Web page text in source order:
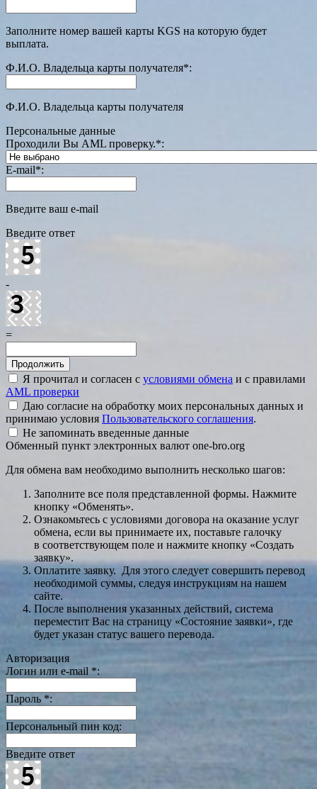
Заполните номер вашей карты KGS на которую будет
выплата.
Ф.И.О. Владельца карты получателя*:
Ф.И.О. Владельца карты получателя
Персональные данные
Проходили Вы AML проверку.*:
E-mail*:
Введите ваш e-mail
Введите ответ
-
=
Я прочитал и согласен с условиями обмена и с правилами
AML проверки
Даю согласие на обработку моих персональных данных и
принимаю условия Пользовательского соглашения.
Не запоминать введенные данные
Обменный пункт электронных валют one-bro.org
Для обмена вам необходимо выполнить несколько шагов:
Заполните все поля представленной формы. Нажмите
кнопку «Обменять».
Ознакомьтесь с условиями договора на оказание услуг
обмена, если вы принимаете их, поставьте галочку
в соответствующем поле и нажмите кнопку «Создать
заявку».
Оплатите заявку. Для этого следует совершить перевод
необходимой суммы, следуя инструкциям на нашем
сайте.
После выполнения указанных действий, система
переместит Вас на страницу «Состояние заявки», где
будет указан статус вашего перевода.
Авторизация
Логин или e-mail *:
Пароль *:
Персональный пин код:
Введите ответ